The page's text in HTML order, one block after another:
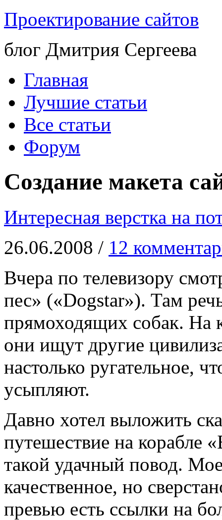
Проектирование сайтов
блог Дмитрия Сергеева
Главная
Лучшие статьи
Все статьи
Форум
Создание макета
Интересная верстка на
26.06.2008 / 12
Вчера по телевизору
пес» («Dogstar»). Там
прямоходящих собак. На
они ищут другие
настолько ругательное,
усыпляют.
Давно хотел выложить
путешествие на корабле
такой удачный повод.
качественное, но
превью есть ссылки на